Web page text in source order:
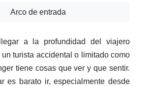
Arco de entrada
a la profundidad del viajero
un turista accidental o limitado como
tiene cosas que ver y que sentir.
es barato ir, especialmente desde